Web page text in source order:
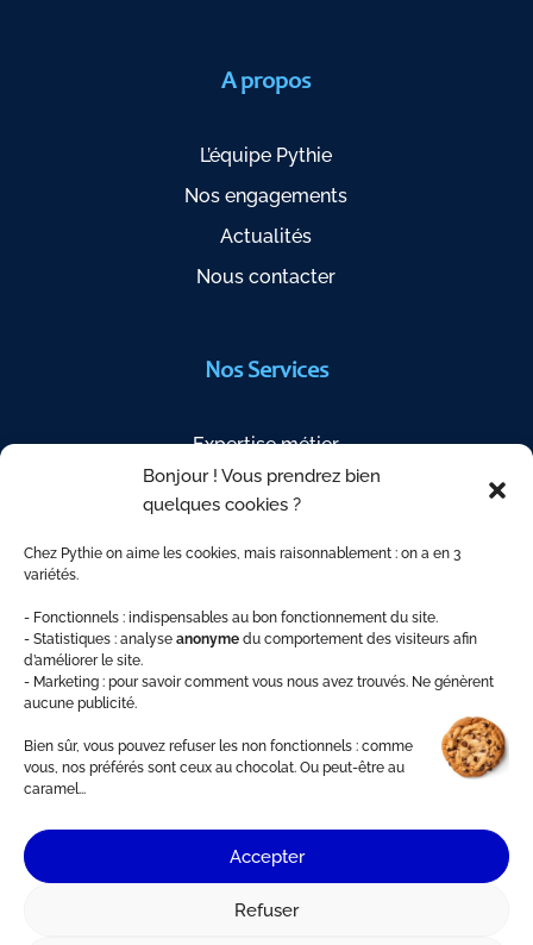
Bonjour ! Vous prendrez bien
quelques cookies ?
Chez Pythie on aime les cookies, mais raisonnablement : on a en 3
variétés.
- Fonctionnels : indispensables au bon fonctionnement du site.
- Statistiques : analyse anonyme du comportement des visiteurs afin
d’améliorer le site.
- Marketing : pour savoir comment vous nous avez trouvés. Ne génèrent
aucune publicité.
Bien sûr, vous pouvez refuser les non fonctionnels : comme
vous, nos préférés sont ceux au chocolat. Ou peut-être au
caramel...
Accepter
Refuser
A propos
L’équipe Pythie
Nos engagements
Actualités
Nous contacter
Nos Services
Expertise métier
Étapes de votre projet
Indices de révision
Espace Client